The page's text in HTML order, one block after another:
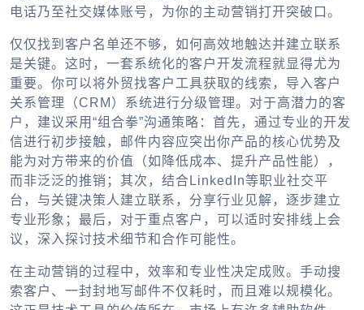
电话乃至社交媒体账号，为你的主动营销打开突破口。
仅仅找到客户名单还不够，如何高效地触达并建立联系
是关键。这时，一套系统化的客户开发流程就显得尤为
重要。你可以将外贸找客户工具获取的线索，导入客户
关系管理（CRM）系统进行分级管理。对于高潜力的客
户，建议采用“组合拳”沟通策略：首先，通过专业的开发
信进行初步接触，邮件内容应突出你产品的核心优势及
能为对方带来的价值（如降低成本、提升产品性能），
而非泛泛的推销；其次，结合LinkedIn等职业社交平
台，与关键决策人建立联系，分享行业见解，逐步建立
专业形象；最后，对于重点客户，可以适时安排线上会
议，深入探讨技术细节和合作可能性。
在主动营销的过程中，效率和专业性决定成败。手动搜
索客户、一封封地写邮件不仅耗时，而且难以规模化。